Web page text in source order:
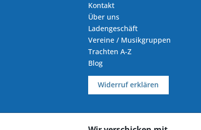
Kontakt
Über uns
Ladengeschäft
Vereine / Musikgruppen
Trachten A-Z
Blog
Widerruf erklären